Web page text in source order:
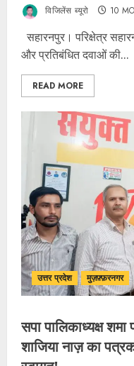
विजिलेंस ब्यूरो 10
सहारनपुर। परिक्षेत्र
और प्रतिबंधित दवाओं की...
READ MORE
उत्तर प्रदेश मुज़फ़्फ़रनगर
सपा पालिकाध्यक्ष
शाजिया नाज़ का